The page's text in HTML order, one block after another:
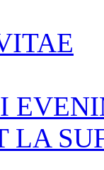
LA